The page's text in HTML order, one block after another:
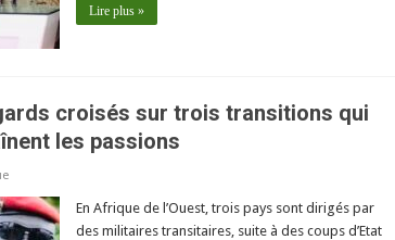
Lire plus »
croisés sur trois transitions qui
les passions
En Afrique de l’Ouest, trois pays sont dirigés par
des militaires transitaires, suite à des coups d’Etat